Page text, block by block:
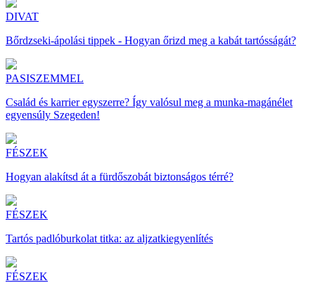
DIVAT
Bőrdzseki-ápolási tippek - Hogyan őrizd meg a kabát tartósságát?
PASISZEMMEL
Család és karrier egyszerre? Így valósul meg a munka-magánélet
egyensúly Szegeden!
FÉSZEK
Hogyan alakítsd át a fürdőszobát biztonságos térré?
FÉSZEK
Tartós padlóburkolat titka: az aljzatkiegyenlítés
FÉSZEK